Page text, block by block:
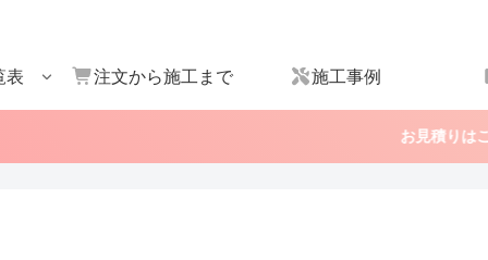
表 注文から施工まで 施工事例
お見積りはこちら